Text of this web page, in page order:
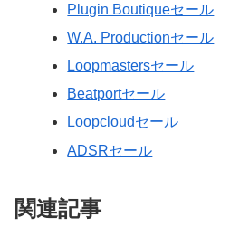
Plugin Boutiqueセール
W.A. Productionセール
Loopmastersセール
Beatportセール
Loopcloudセール
ADSRセール
関連記事